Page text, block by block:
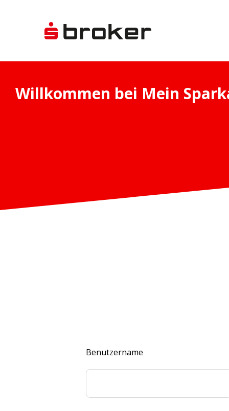
Benutzername